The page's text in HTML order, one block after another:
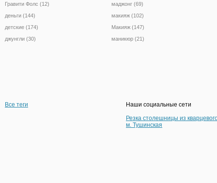
Гравити Фолс (12)
деньги (144)
детские (174)
джунгли (30)
маджонг (69)
макияж (102)
Макияж (147)
маникюр (21)
Все теги
Наши социальные сети
Резка столешницы из
м. Тушинская